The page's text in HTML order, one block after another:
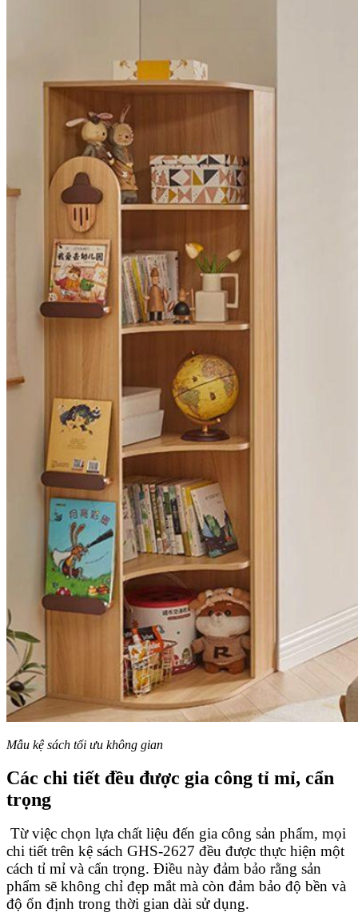
Mẫu kệ sách tối ưu không gian
Các chi tiết đều được gia công tỉ mỉ, cẩn
trọng
Từ việc chọn lựa chất liệu đến gia công sản phẩm, mọi
chi tiết trên kệ sách GHS-2627 đều được thực hiện một
cách tỉ mỉ và cẩn trọng. Điều này đảm bảo rằng sản
phẩm sẽ không chỉ đẹp mắt mà còn đảm bảo độ bền và
độ ổn định trong thời gian dài sử dụng.